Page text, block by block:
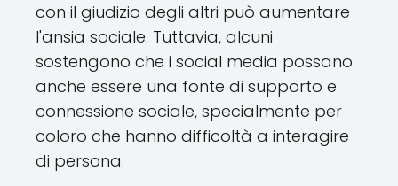
con il giudizio degli altri può aumentare
l'ansia sociale. Tuttavia, alcuni
sostengono che i social media possano
anche essere una fonte di supporto e
connessione sociale, specialmente per
coloro che hanno difficoltà a interagire
di persona.